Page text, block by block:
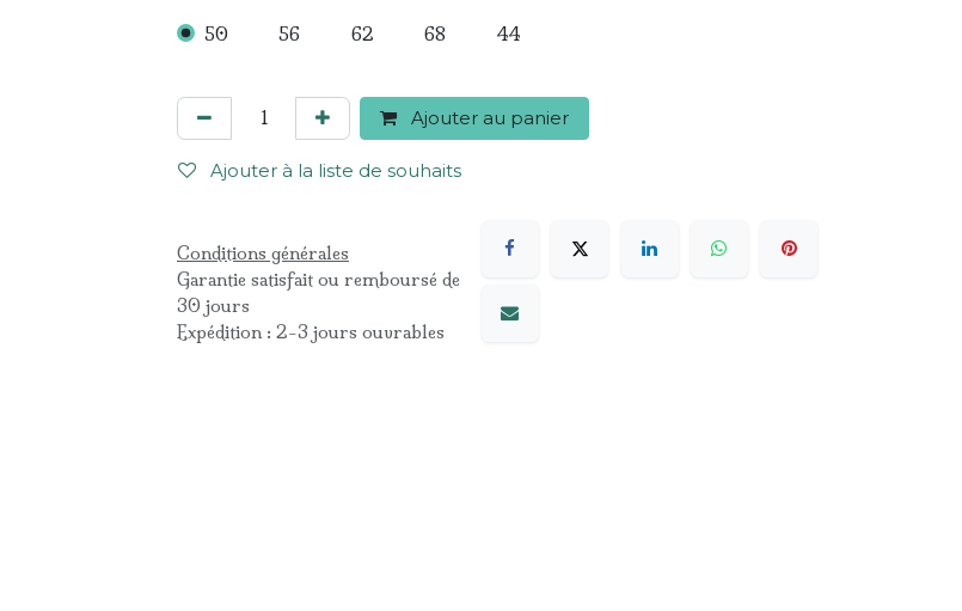
50 56 62 68 44
Ajouter au panier
Ajouter à la liste de souhaits
Conditions générales
Garantie satisfait ou remboursé de
30 jours
Expédition : 2-3 jours ouvrables